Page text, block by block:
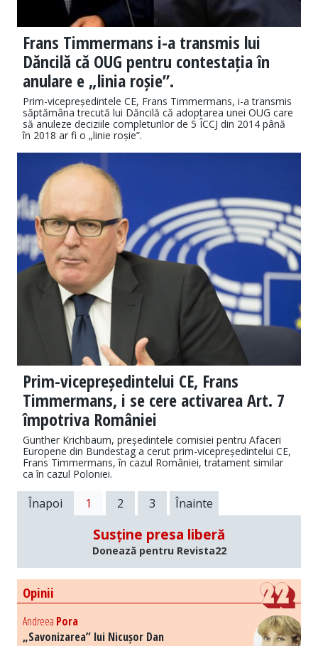
Frans Timmermans i-a transmis lui
Dăncilă că OUG pentru contestația în
anulare e „linia roșie”.
Prim-vicepreședintele CE, Frans Timmermans, i-a transmis
săptămâna trecută lui Dăncilă că adoptarea unei OUG care
să anuleze deciziile completurilor de 5 ÎCCJ din 2014 până
în 2018 ar fi o „linie roșie”.
Prim-vicepreședintelui CE, Frans
Timmermans, i se cere activarea Art. 7
împotriva României
Gunther Krichbaum, președintele comisiei pentru Afaceri
Europene din Bundestag a cerut prim-vicepreședintelui CE,
Frans Timmermans, în cazul României, tratament similar
ca în cazul Poloniei.
Înapoi 1 2 3 Înainte
Susține presa liberă
Donează pentru Revista22
Opinii
Andreea Pora
„Savonizarea” lui Nicușor Dan